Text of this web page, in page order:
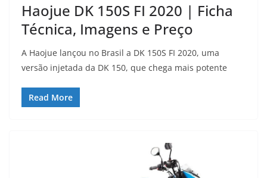
Haojue DK 150S FI 2020 | Ficha
Técnica, Imagens e Preço
A Haojue lançou no Brasil a DK 150S FI 2020, uma
versão injetada da DK 150, que chega mais potente
Read More